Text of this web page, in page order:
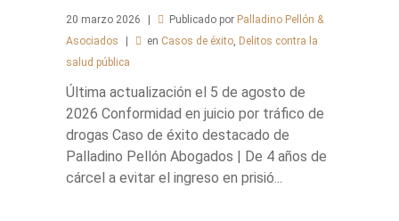
20 marzo 2026 Publicado por Palladino Pellón &
Asociados
en Casos de éxito Delitos contra la
salud pública
Última actualización el 5 de agosto de
2026 Conformidad en juicio por tráfico de
drogas Caso de éxito destacado de
Palladino Pellón Abogados | De 4 años de
cárcel a evitar el ingreso en prisió...